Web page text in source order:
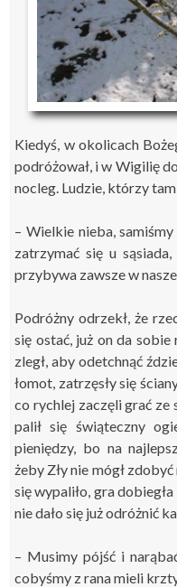
Kiedyś, w okolicach
podróżował, i w Wigilię
nocleg. Ludzie, którzy
– Wielkie nieba,
zatrzymać się u
przybywa zawszew
Podróżny odrzekł, że
się ostać, już on da
zległ, aby odetchnąć
łomot, zatrzęsły się
co rychlej zaczęli grać ze
palił się świąteczny
pieniędzy, bo na
żeby Zły nie mógł
się wypaliło, gra
nie dało się już odróżnić
– Musimy pójść i
cobyśmy z rana mieli